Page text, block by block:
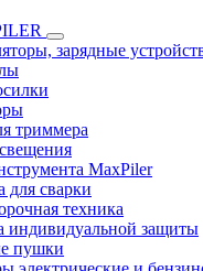
зарядные
триммера
MaxPiler
для сварки
техника
индивидуальной защиты
пушки